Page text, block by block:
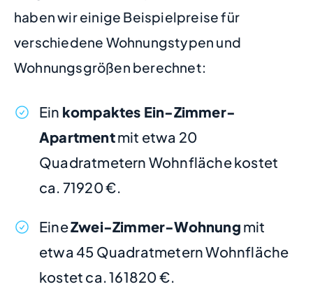
haben wir einige Beispielpreise für
verschiedene Wohnungstypen und
Wohnungsgrößen berechnet:
Ein kompaktes Ein-Zimmer-
Apartmentmit etwa 20
Quadratmetern Wohnfläche kostet
ca. 71920 €.
EineZwei-Zimmer-Wohnung mit
etwa 45 Quadratmetern Wohnfläche
kostet ca. 161820 €.